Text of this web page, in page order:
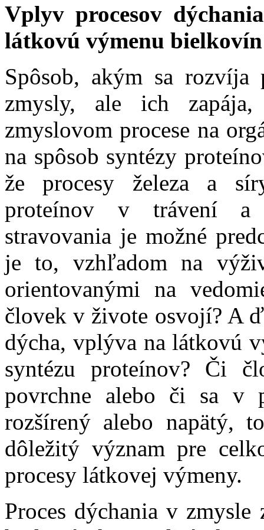
Vplyv procesov
látkovú výmenu bielkovín
Spôsob, akým sa rozvíja
zmysly, ale ich
zmyslovom procese na
na spôsob syntézy
že procesy železa a
proteínov v trávení a
stravovania je možné
je to, vzhľadom na
orientovanými na
človek v živote osvojí? A
dýcha, vplýva na látkovú
syntézu proteínov? Či
povrchne alebo či sa v
rozšírený alebo napätý,
dôležitý význam pre
procesy látkovej výmeny.
Proces dýchania v zmysle